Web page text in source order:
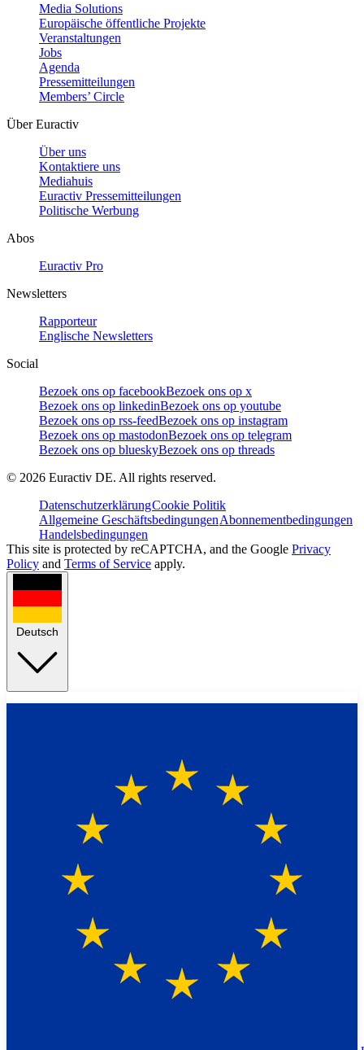
Media Solutions
Europäische öffentliche Projekte
Veranstaltungen
Jobs
Agenda
Pressemitteilungen
Members’ Circle
Über Euractiv
Über uns
Kontaktiere uns
Mediahuis
Euractiv Pressemitteilungen
Politische Werbung
Abos
Euractiv Pro
Newsletters
Rapporteur
Englische Newsletters
Social
Bezoek ons op facebookBezoek ons op x
Bezoek ons op linkedinBezoek ons op youtube
Bezoek ons op rss-feedBezoek ons op instagram
Bezoek ons op mastodonBezoek ons op telegram
Bezoek ons op blueskyBezoek ons op threads
© 2026 Euractiv DE. All rights reserved.
DatenschutzerklärungCookie Politik
Allgemeine GeschäftsbedingungenAbonnementbedingungen
Handelsbedingungen
This site is protected by reCAPTCHA, and the Google Privacy
Policy and Terms of Service apply.
Deutsch